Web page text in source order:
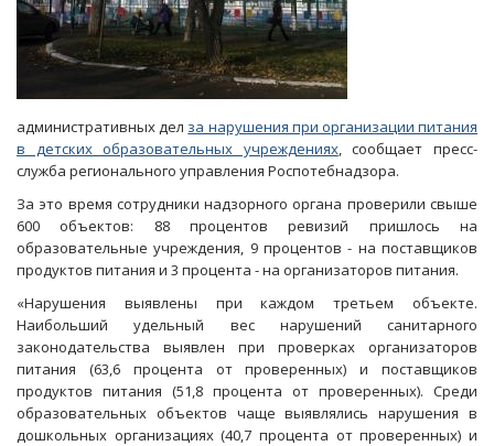
административных дел за нарушения при организации питания
в детских образовательных учреждениях, сообщает пресс-
служба регионального управления Роспотебнадзора.
За это время сотрудники надзорного органа проверили свыше
600 объектов: 88 процентов ревизий пришлось на
образовательные учреждения, 9 процентов - на поставщиков
продуктов питания и 3 процента - на организаторов питания.
«Нарушения выявлены при каждом третьем объекте.
Наибольший удельный вес нарушений санитарного
законодательства выявлен при проверках организаторов
питания (63,6 процента от проверенных) и поставщиков
продуктов питания (51,8 процента от проверенных). Среди
образовательных объектов чаще выявлялись нарушения в
дошкольных организациях (40,7 процента от проверенных) и